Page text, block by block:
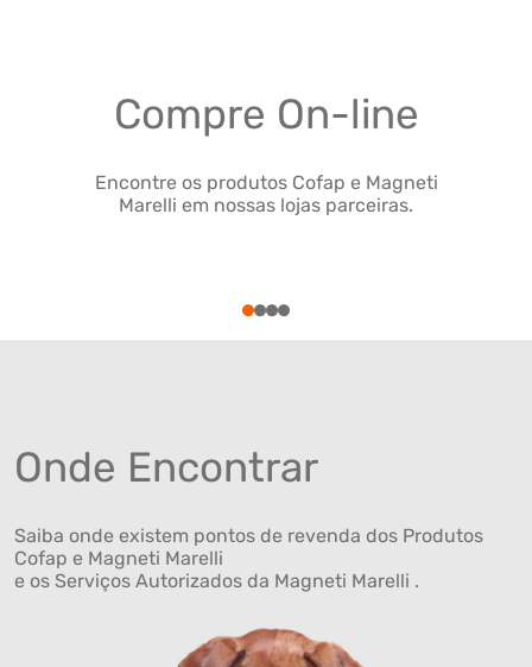
Compre On-line
Encontre os produtos Cofap e Magneti
Marelli em nossas lojas parceiras.
1234
Onde Encontrar
Saiba onde existem pontos de revenda dos Produtos
Cofap e Magneti Marelli
e os Serviços Autorizados da Magneti Marelli .